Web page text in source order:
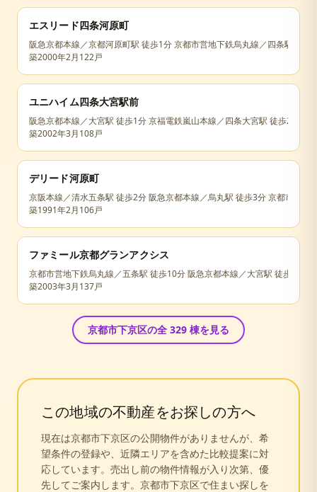
エスリード四条河原町
阪急京都本線／京都河原町駅 徒歩1分 京都市営地下鉄烏丸線／四条駅 徒歩
築2000年2月122戸
ユニハイム四条大宮駅前
阪急京都本線／大宮駅 徒歩1分 京福電鉄嵐山本線／四条大宮駅 徒歩2分
築2002年3月108戸
デリード河原町
京阪本線／清水五条駅 徒歩2分 阪急京都本線／烏丸駅 徒歩3分 京都市営
築1991年2月106戸
ファミール京都グランアクシス
京都市営地下鉄烏丸線／五条駅 徒歩10分 阪急京都本線／大宮駅 徒歩11分
築2003年3月137戸
京都市下京区の全 329 棟を見る
この地域の不動産をお探しの方へ
現在は京都市下京区の公開物件がありませんが、希
望条件の登録や、近隣エリアを含めた比較提案に対
応しています。売出し前の物件情報が入り次第、優
先してご案内します。 京都市下京区で住まい探しを